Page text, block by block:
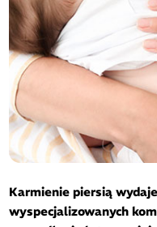
Karmienie piersią
wyspecjalizowanych